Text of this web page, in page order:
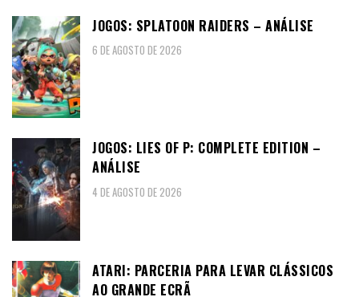
JOGOS: SPLATOON RAIDERS – ANÁLISE
6 DE AGOSTO DE 2026
JOGOS: LIES OF P: COMPLETE EDITION –
ANÁLISE
4 DE AGOSTO DE 2026
ATARI: PARCERIA PARA LEVAR CLÁSSICOS
AO GRANDE ECRÃ